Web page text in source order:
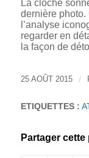
La cloche
dernière photo.
l’analyse
regarder en
la façon de
25 AOÛT 2015 /
ETIQUETTES :
Partager